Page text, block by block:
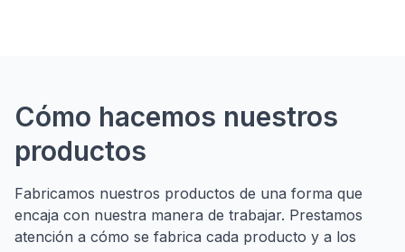
Cómo hacemos nuestros
productos
Fabricamos nuestros productos de una forma que
encaja con nuestra manera de trabajar. Prestamos
atención a cómo se fabrica cada producto y a los